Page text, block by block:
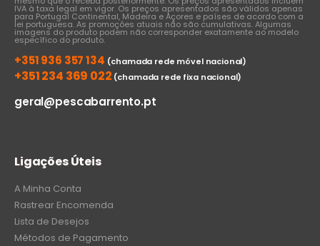
IVA à taxa legal em vigor. Os preços apresentados são válidos apenas
para Portugal Continental, Madeira e Açores e países de acordo com a
lei portuguesa. As promoções atuais não são cumulativas. Algumas
imagens do produto podem não corresponder exatamente ao modelo
específico do produto.
+351 936 357 134 (chamada rede móvel nacional)
+351 234 369 022 (chamada rede fixa nacional)
geral@pescabarrento.pt
Ligações Úteis
A Minha Conta
Rastrear Encomenda
Lista de Desejos
Métodos de Pagamento